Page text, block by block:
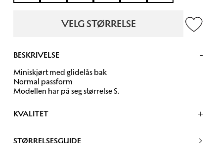
VELG STØRRELSE
BESKRIVELSE
Miniskjørt med glidelås bak
Normal passform
Modellen har på seg størrelse S.
KVALITET
30 grader
STØRRELSESGUIDE